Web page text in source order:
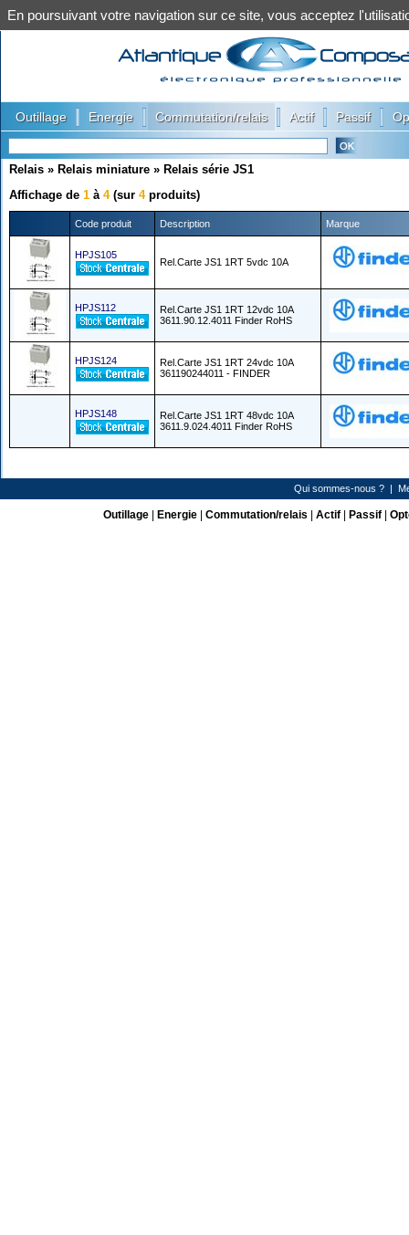
Outillage Energie Commutation/relais Actif Passif
Relais » Relais miniature » Relais série JS1
Affichage de 1 à 4(sur 4produits)
Code produit Description Marque
HPJS105
Rel.Carte JS1 1RT 5vdc 10A
HPJS112
Rel.Carte JS1 1RT 12vdc 10A
3611.90.12.4011 Finder RoHS
HPJS124
Rel.Carte JS1 1RT 24vdc 10A
361190244011 - FINDER
HPJS148
Rel.Carte JS1 1RT 48vdc 10A
3611.9.024.4011 Finder RoHS
Qui sommes-nous ? |
Outillage| Energie| Commutation/relais Actif| Passif|
En poursuivant votre navigation sur ce site, vous acceptez